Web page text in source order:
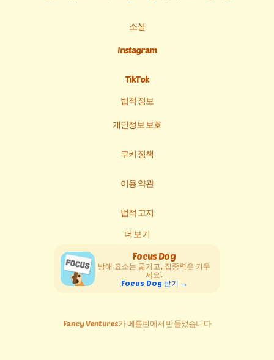
소셜
Instagram
TikTok
법적 정보
개인정보 보호
쿠키 정책
이용 약관
법적 고지
더 보기
Focus Dog
방해 요소는 굶기고, 집중력은 키우
세요.
Focus Dog 받기 →
Fancy Ventures가 베를린에서 만들었습니다